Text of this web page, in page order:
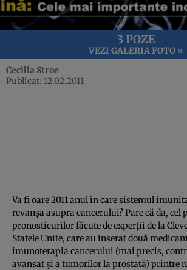
3 POZE
VEZI GALERIA FOTO »
Cecilia Stroe
Publicat: 12.02.2011
Va fi oare 2011 anul în care sistemul
revanşa asupra cancerului? Pare că da,
pronosticurilor făcute de experţii de la
Statele Unite, care au inserat două
imunoterapia cancerului (mai precis,
avansat şi a tumorilor la prostată) printre